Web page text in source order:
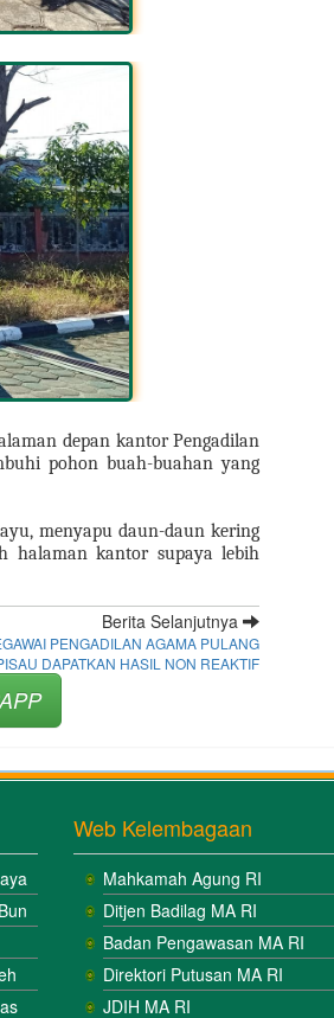
depan kantor Pengadilan
pohon buah-buahan yang
menyapu daun-daun kering
halaman kantor supaya lebih
Berita Selanjutnya
PENGADILAN AGAMA PULANG
DAPATKAN HASIL NON REAKTIF
Web Kelembagaan
Mahkamah Agung RI
Ditjen Badilag MA RI
Badan Pengawasan MA RI
Direktori Putusan MA RI
JDIH MA RI